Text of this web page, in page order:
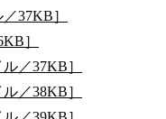
37KB］
］
／37KB］
／38KB］